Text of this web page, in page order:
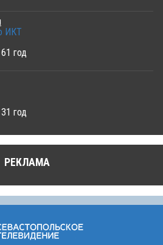
ИКТ
год
год
РЕКЛАМА